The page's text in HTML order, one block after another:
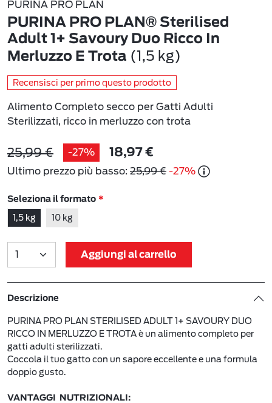
PURINA PRO PLAN
PURINA PRO PLAN® Sterilised
Adult 1+ Savoury Duo Ricco In
Merluzzo E Trota (1,5 kg)
Recensisci per primo questo prodotto
Alimento Completo secco per Gatti Adulti
Sterilizzati, ricco in merluzzo con trota
25,99 € -27% 18,97 €
Ultimo prezzo più basso: 25,99 € -27%
Seleziona il formato
1,5 kg 10 kg
Aggiungi al carrello
Descrizione
PURINA PRO PLAN STERILISED ADULT 1+ SAVOURY DUO
RICCO IN MERLUZZO E TROTA è un alimento completo per
gatti adulti sterilizzati.
Coccola il tuo gatto con un sapore eccellente e una formula
doppio gusto.
VANTAGGI NUTRIZIONALI: